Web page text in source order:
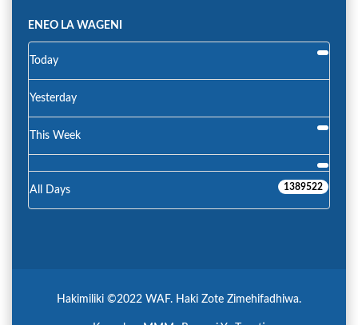
ENEO LA WAGENI
Today
Yesterday
This Week
All Days 1389522
Hakimiliki ©2022 WAF. Haki Zote Zimehifadhiwa.